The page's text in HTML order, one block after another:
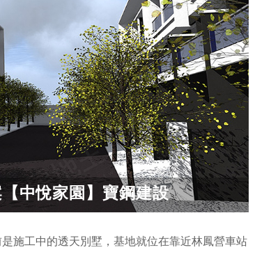
中悅家園】寶鋼建設
施工中的透天別墅，基地就位在靠近林鳳營車站